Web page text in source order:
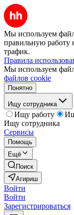
Мы используем
правильную работу
трафик.
Правила
Мы используем
файлов cookie
Понятно
Ищу сотрудника
Ищу работу
Ищу сотрудника
Сервисы
Помощь
Ещё
Поиск
Агириш
Войти
Войти
Зарегистрироваться